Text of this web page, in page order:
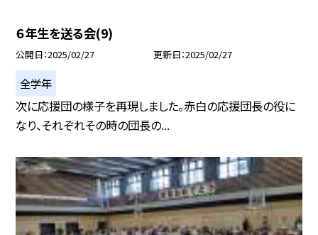
６年生を送る会(9)
公開日 2025/02/27 更新日 2025/02/27
全学年
次に応援団の様子を再現しました。赤白の応援団長の役に
なり、それぞれその時の団長の...